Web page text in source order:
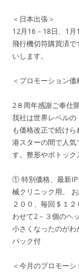
＜日本出張＞
12月16－18日、1
飛行機切符購買済
いします。
＜プロモーション価
2８周年感謝ご奉仕
我社は世界レベルの
も価格改正で続け
港スターの間で人気
す。整形やボトック
① 特別価格、最新
械クリニック用。
２００、毎回＄１
わせて2－３個のヘ
小さくなったのが
パック付
＜今月のプロモーシ